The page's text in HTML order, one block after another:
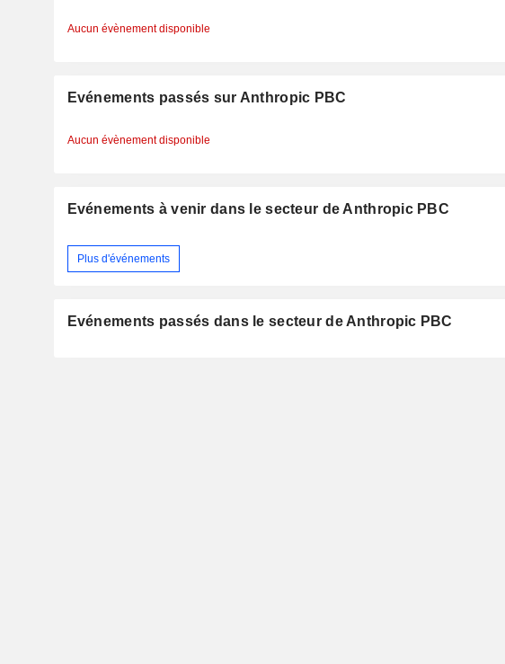
Aucun évènement disponible
Evénements passés sur Anthropic PBC
Aucun évènement disponible
Evénements à venir dans le secteur de Anthropic PBC
Plus d'événements
Evénements passés dans le secteur de Anthropic PBC